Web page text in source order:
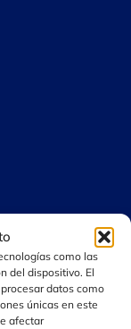
como las
del dispositivo. El
datos como
únicas en este
afectar